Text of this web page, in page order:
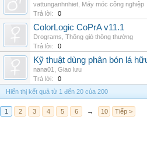
vattunganhnhiet Máy móc công nghiệp
Trả lời:
0
ColorLogic CoPrA v11.1
Drograms Thông gió thông thường
Trả lời:
0
Kỹ thuật dùng phân bón lá
nana01
Giao lưu
Trả lời:
0
Hiển thị kết quả từ 1 đến 20 của 200
1 2 3 4 5 6 → 10 Tiếp >